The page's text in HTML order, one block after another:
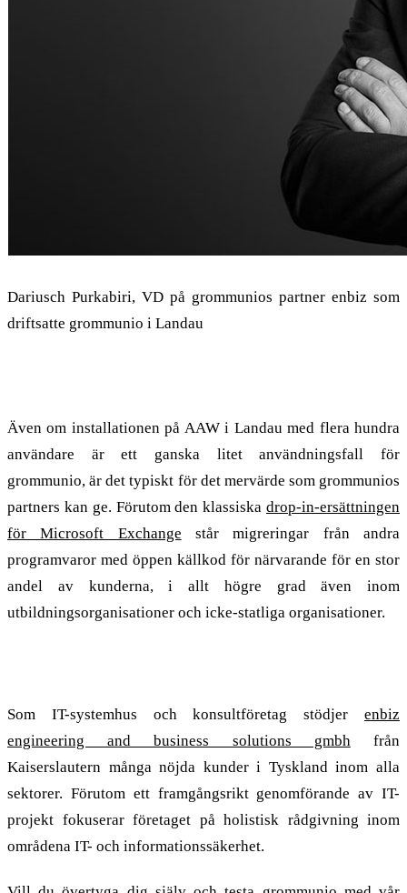
Dariusch Purkabiri, VD på grommunios partner enbiz som
driftsatte grommunio i Landau
Även om installationen på AAW i Landau med flera hundra
användare är ett ganska litet användningsfall för
grommunio, är det typiskt för det mervärde som grommunios
partners kan ge. Förutom den klassiska drop-in-ersättningen
för Microsoft Exchange står migreringar från andra
programvaror med öppen källkod för närvarande för en stor
andel av kunderna, i allt högre grad även inom
utbildningsorganisationer och icke-statliga organisationer.
Som IT-systemhus och konsultföretag stödjer enbiz
engineering and business solutions gmbh från
Kaiserslautern många nöjda kunder i Tyskland inom alla
sektorer. Förutom ett framgångsrikt genomförande av IT-
projekt fokuserar företaget på holistisk rådgivning inom
områdena IT- och informationssäkerhet.